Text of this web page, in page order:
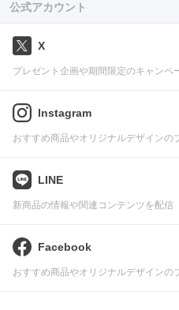
公式アカウント
X
プレゼント企画や期間限定のキャンペ
Instagram
おすすめ商品やオリジナルデザインの
LINE
新商品の情報や関連コンテンツを配信
Facebook
おすすめ商品やオリジナルデザインの